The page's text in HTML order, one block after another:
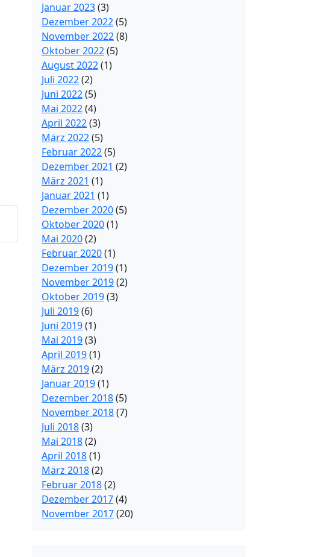
Januar 2023(3)
Dezember 2022(5)
November 2022(8)
Oktober 2022(5)
August 2022(1)
Juli 2022(2)
Juni 2022(5)
Mai 2022(4)
April 2022(3)
März 2022(5)
Februar 2022(5)
Dezember 2021 (2)
März 2021 (1)
Januar 2021 (1)
Dezember 2020(5)
Oktober 2020(1)
Mai 2020(2)
Februar 2020(1)
Dezember 2019(1)
November 2019(2)
Oktober 2019(3)
Juli 2019(6)
Juni 2019(1)
Mai 2019(3)
April 2019(1)
März 2019(2)
Januar 2019(1)
Dezember 2018(5)
November 2018(7)
Juli 2018(3)
Mai 2018(2)
April 2018(1)
März 2018(2)
Februar 2018(2)
Dezember 2017(4)
November 2017(20)